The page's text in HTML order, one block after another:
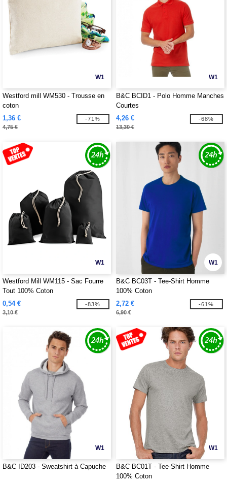
W1
Westford mill WM530 - Trousse en
coton
1,36 €
4,75 €
-71%
W1
B&C BCID1 - Polo Homme Manches
Courtes
4,26 €
13,30 €
-68%
W1
Westford Mill WM115 - Sac Fourre
Tout 100% Coton
0,54 €
3,10 €
-83%
W1
B&C BC03T - Tee-Shirt Homme
100% Coton
2,72 €
6,90 €
-61%
W1
B&C ID203 - Sweatshirt à Capuche
W1
B&C BC01T - Tee-Shirt Homme
100% Coton